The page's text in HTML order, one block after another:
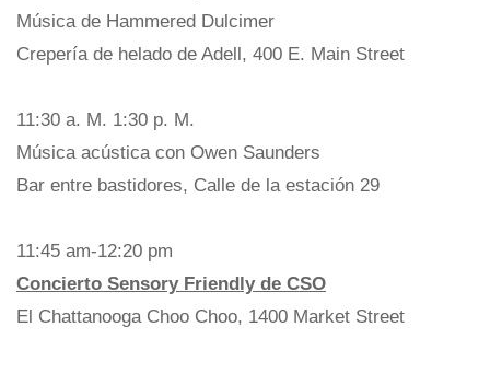
Música de Hammered Dulcimer
Crepería de helado de Adell, 400 E. Main Street
11:30 a. M. 1:30 p. M.
Música acústica con Owen Saunders
Bar entre bastidores, Calle de la estación 29
11:45 am-12:20 pm
Concierto Sensory Friendly de CSO
El Chattanooga Choo Choo, 1400 Market Street